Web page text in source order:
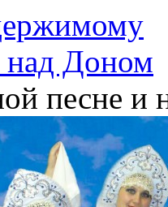
над Доном
песне и